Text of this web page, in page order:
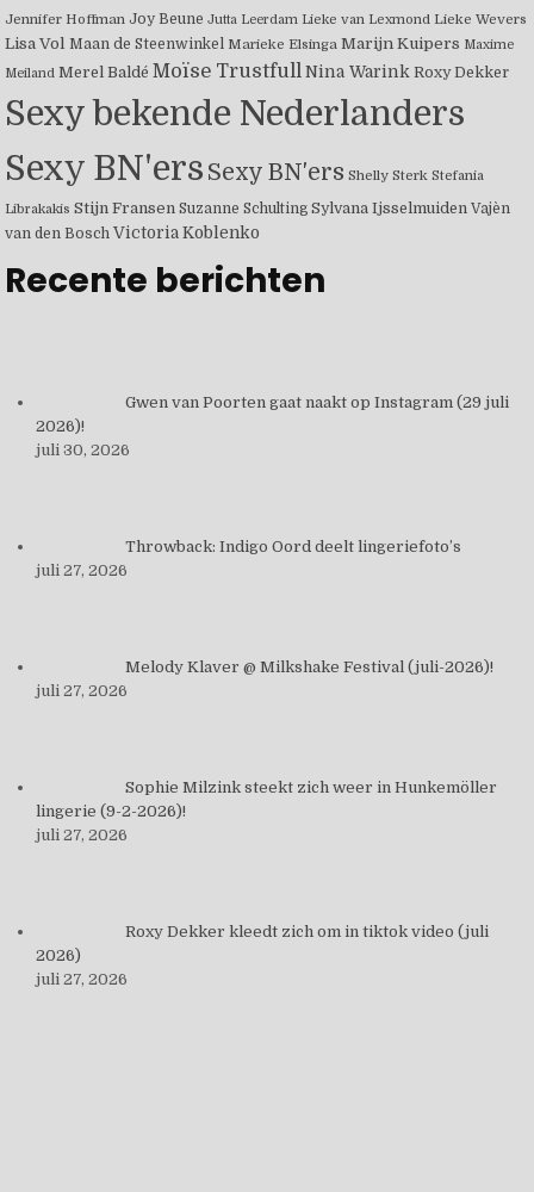
Jennifer Hoffman Joy Beune Jutta Leerdam Lieke van Lexmond Lieke Wevers
Lisa Vol Maan de Steenwinkel Marieke Elsinga Marijn Kuipers Maxime
Meiland Merel Baldé Moïse Trustfull Nina Warink Roxy Dekker
Sexy bekende Nederlanders
Sexy BN'ers Sexy BN'ers Shelly Sterk Stefania
Librakakis Stijn Fransen Suzanne Schulting Sylvana Ijsselmuiden Vajèn
van den Bosch Victoria Koblenko
Recente berichten
Gwen van Poorten gaat naakt op Instagram (29 juli
2026)!
juli 30, 2026
Throwback: Indigo Oord deelt lingeriefoto’s
juli 27, 2026
Melody Klaver @ Milkshake Festival (juli-2026)!
juli 27, 2026
Sophie Milzink steekt zich weer in Hunkemöller
lingerie (9-2-2026)!
juli 27, 2026
Roxy Dekker kleedt zich om in tiktok video (juli
2026)
juli 27, 2026